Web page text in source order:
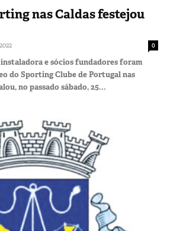
nas Caldas festejou
0
e sócios fundadores foram
do Sporting Clube de Portugal nas
no passado sábado, 25...